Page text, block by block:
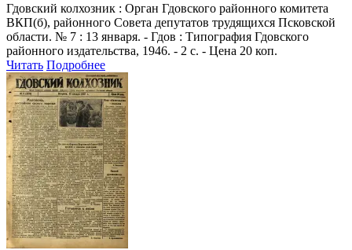
Гдовский колхозник : Орган Гдовского районного комитета
ВКП(б), районного Совета депутатов трудящихся Псковской
области. № 7 : 13 января. - Гдов : Типография Гдовского
районного издательства, 1946. - 2 с. - Цена 20 коп.
Читать Подробнее